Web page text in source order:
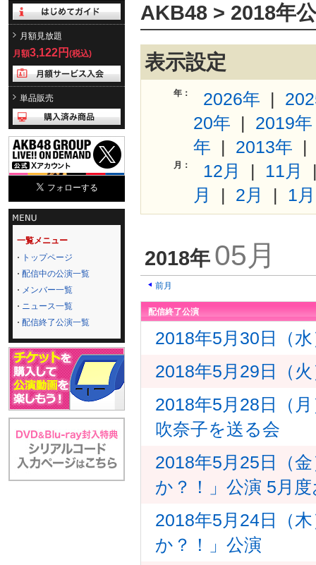
月額見放題
月額3,122円 (税込)
単品販売
一覧メニュー
トップページ
配信中の公演一覧
メンバー一覧
ニュース一覧
配信終了公演一覧
AKB48 > 2018年
表示設定
年： 2026年 |
20年 | 2019年
年 | 2013年
月： 12月 | 11月
月
| 2月 | 1月
2018年 05月
前月
配信終了公演
2018年5月30日（
2018年5月29日（
2018年5月28日（
吹奈子を送る会
2018年5月25日（
か？！」公演 5月
2018年5月24日（
か？！」公演